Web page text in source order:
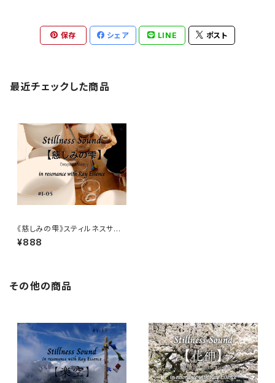
保存 シェア LINE ポスト
最近チェックした商品
《慈しみの雫》スティルネスサウ
ンド【ダウンロード音源】
¥888
その他の商品